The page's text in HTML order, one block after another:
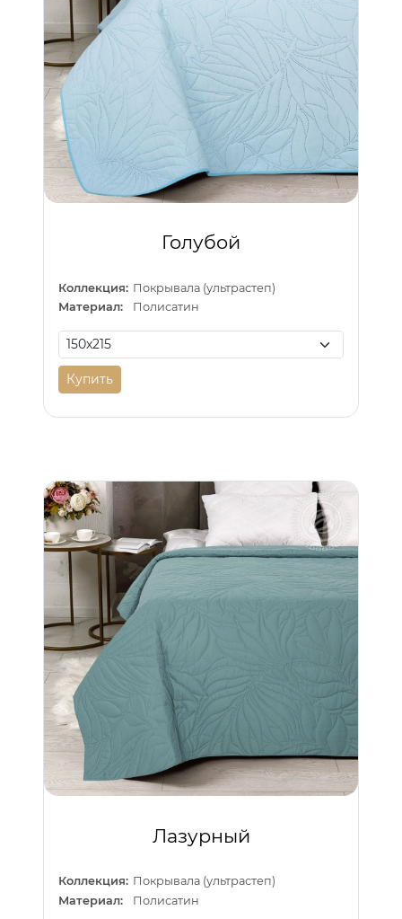
Голубой
Коллекция: Покрывала (ультрастеп)
Материал:
Полисатин
Купить
Лазурный
Коллекция: Покрывала (ультрастеп)
Материал:
Полисатин